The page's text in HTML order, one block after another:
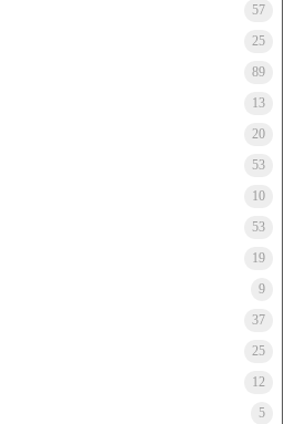
57
25
89
13
20
53
10
53
19
9
37
25
12
5